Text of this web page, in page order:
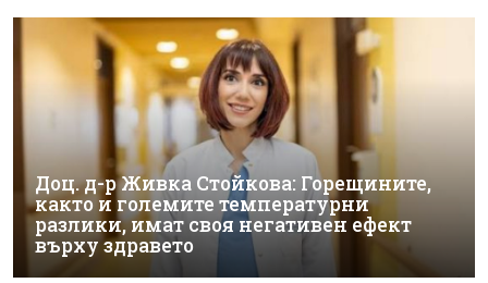
Доц. д-р Живка Стойкова: Горещините,
както и големите температурни
разлики, имат своя негативен ефект
върху здравето